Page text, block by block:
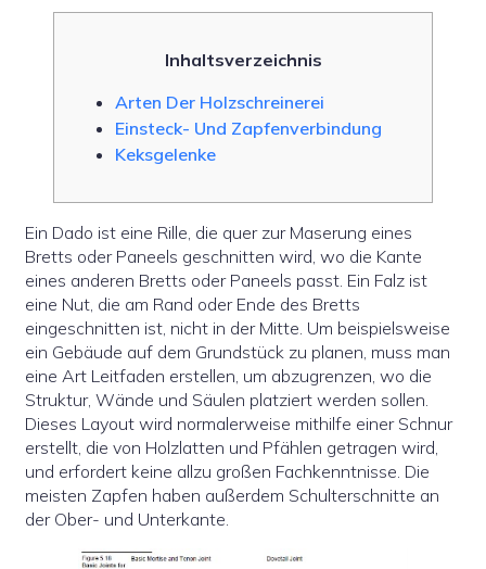
Inhaltsverzeichnis
Arten Der Holzschreinerei
Einsteck- Und Zapfenverbindung
Keksgelenke
Ein Dado ist eine Rille, die quer zur Maserung eines
Bretts oder Paneels geschnitten wird, wo die Kante
eines anderen Bretts oder Paneels passt. Ein Falz ist
eine Nut, die am Rand oder Ende des Bretts
eingeschnitten ist, nicht in der Mitte. Um beispielsweise
ein Gebäude auf dem Grundstück zu planen, muss man
eine Art Leitfaden erstellen, um abzugrenzen, wo die
Struktur, Wände und Säulen platziert werden sollen.
Dieses Layout wird normalerweise mithilfe einer Schnur
erstellt, die von Holzlatten und Pfählen getragen wird,
und erfordert keine allzu großen Fachkenntnisse. Die
meisten Zapfen haben außerdem Schulterschnitte an
der Ober- und Unterkante.